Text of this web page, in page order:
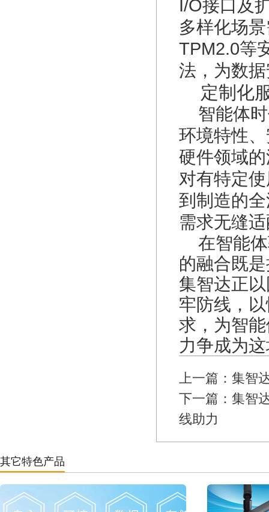
I/O接口及
多样化场
TPM2.0等
法，为数
定制化
智能体
环境特性
硬件领域
对有特定
到制造的
需求无缝
在智能
的融合既
集智达正
牢防线，
求，为智
力争成为
上一篇：集智
下一篇：集智
线助力
其它特色产品